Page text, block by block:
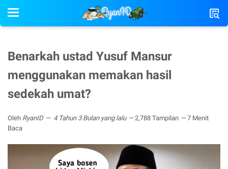
Benarkah ustad Yusuf Mansur
menggunakan memakan hasil
sedekah umat?
Oleh RyanID 4 Tahun 3 Bulan yang lalu 2,788 Tampilan
7 Menit
Baca